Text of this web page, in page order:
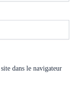
dans le navigateur